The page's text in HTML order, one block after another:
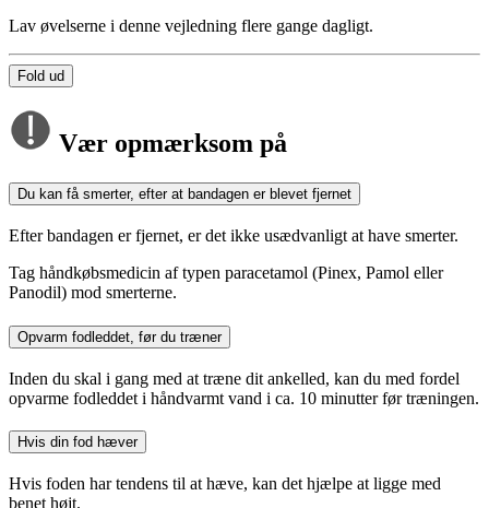
Lav øvelserne i denne vejledning flere gange dagligt.
Fold ud
Vær opmærksom på
Du kan få smerter, efter at bandagen er blevet fjernet
Efter bandagen er fjernet, er det ikke usædvanligt at have smerter.
Tag håndkøbsmedicin af typen paracetamol (Pinex, Pamol eller
Panodil) mod smerterne.
Opvarm fodleddet, før du træner
Inden du skal i gang med at træne dit ankelled, kan du med fordel
opvarme fodleddet i håndvarmt vand i ca. 10 minutter før træningen.
Hvis din fod hæver
Hvis foden har tendens til at hæve, kan det hjælpe at ligge med
benet højt.